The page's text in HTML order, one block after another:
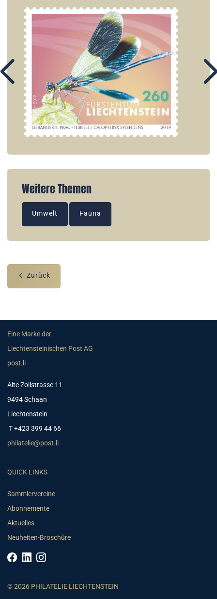
Weitere Themen
Umwelt Fauna
Zurück
Eine Marke der
Liechtensteinischen Post AG
post.li
Alte Zollstrasse 11
9494 Schaan
Liechtenstein
T +423 399 44 66
philatelie@post.li
QUICK LINKS
Sammlervereine
Abonnemente
Aktuelles
Neuheiten-Broschüre
© 2026 PHILATELIE LIECHTENSTEIN